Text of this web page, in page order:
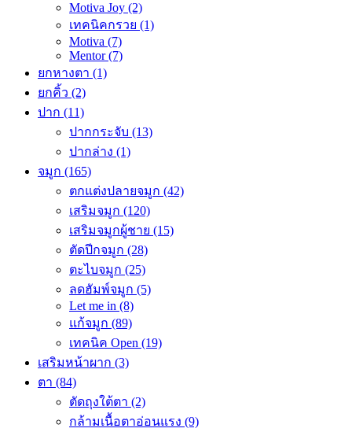
Motiva Joy (2)
เทคนิคกรวย (1)
Motiva (7)
Mentor(7)
ยกหางตา (1)
ยกคิ้ว (2)
ปาก (11)
ปากกระจับ (13)
ปากล่าง (1)
จมูก (165)
ตกแต่งปลายจมูก (42)
เสริมจมูก (120)
เสริมจมูกผู้ชาย (15)
ตัดปีกจมูก (28)
ตะไบจมูก (25)
ลดฮัมพ์จมูก (5)
Let me in (8)
แก้จมูก (89)
เทคนิค Open (19)
เสริมหน้าผาก (3)
ตา (84)
ตัดถุงใต้ตา (2)
กล้ามเนื้อตาอ่อนแรง (9)